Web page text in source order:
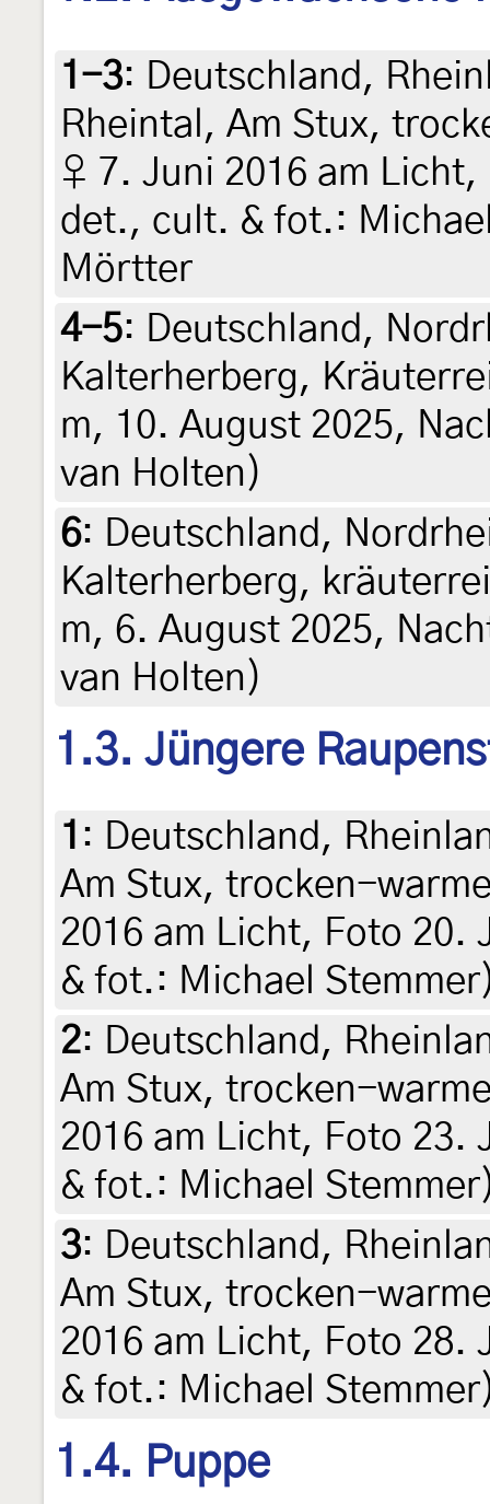
1-3: Deutschland,
Rheintal, Am Stux,
♀ 7. Juni 2016 am
det., cult. & fot.:
Mörtter
4-5: Deutschland,
Kalterherberg,
m, 10. August 2025,
van Holten)
6: Deutschland,
Kalterherberg,
m, 6. August 2025,
van Holten)
1.3. Jüngere
1 : Deutschland,
Am Stux, trocken-
2016 am Licht, Foto
& fot.: Michael
2: Deutschland,
Am Stux, trocken-
2016 am Licht, Foto
& fot.: Michael
3: Deutschland,
Am Stux, trocken-
2016 am Licht, Foto
& fot.: Michael
1.4. Puppe